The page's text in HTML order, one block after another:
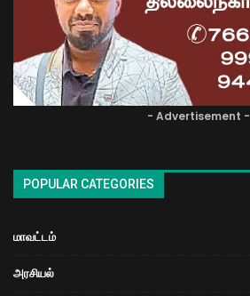
- Advertisement -
POPULAR CATEGORIES
மாவட்டம்
அரசியல்